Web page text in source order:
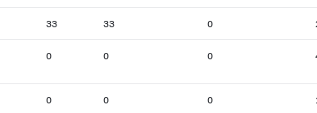
33 33 0
0 0 0
0 0 0